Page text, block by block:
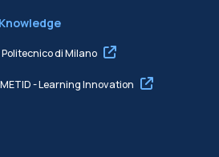
Politecnico di Milano
METID - Learning Innovation